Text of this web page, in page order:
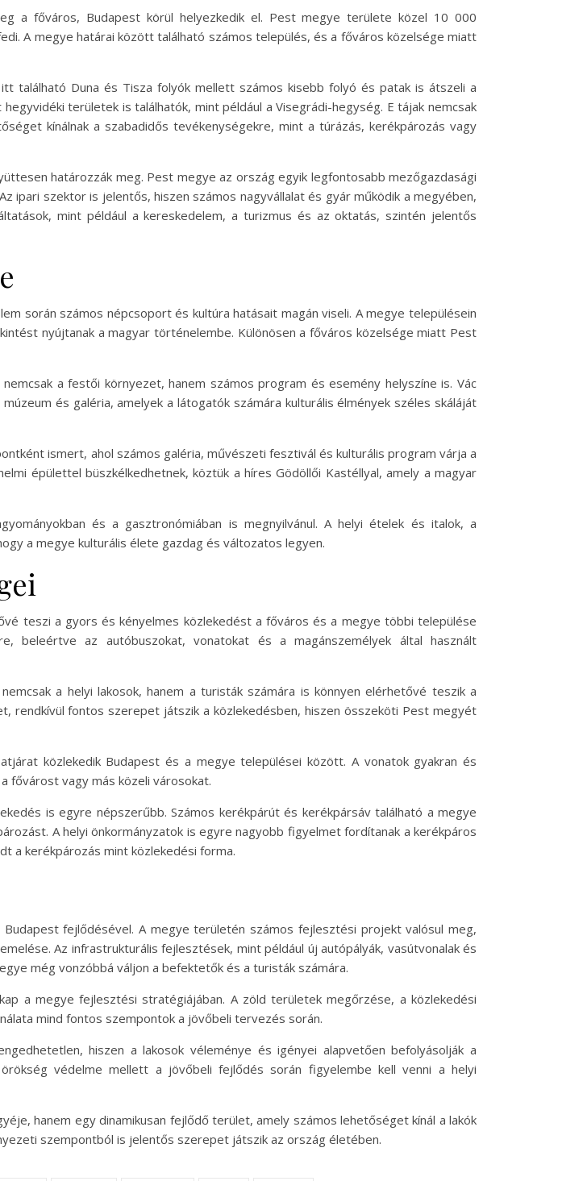
a főváros, Budapest körül helyezkedik el. Pest megye területe közel 10 000
A megye határai között található számos település, és a főváros közelsége miatt
található Duna és Tisza folyók mellett számos kisebb folyó és patak is átszeli a
területek is találhatók, mint például a Visegrádi-hegység. E tájak nemcsak
kínálnak a szabadidős tevékenységekre, mint a túrázás, kerékpározás vagy
határozzák meg. Pest megye az ország egyik legfontosabb mezőgazdasági
ipari szektor is jelentős, hiszen számos nagyvállalat és gyár működik a megyében,
mint például a kereskedelem, a turizmus és az oktatás, szintén jelentős
során számos népcsoport és kultúra hatásait magán viseli. A megye településein
nyújtanak a magyar történelembe. Különösen a főváros közelsége miatt Pest
a festői környezet, hanem számos program és esemény helyszíne is. Vác
és galéria, amelyek a látogatók számára kulturális élmények széles skáláját
ismert, ahol számos galéria, művészeti fesztivál és kulturális program várja a
épülettel büszkélkedhetnek, köztük a híres Gödöllői Kastéllyal, amely a magyar
és a gasztronómiában is megnyilvánul. A helyi ételek és italok, a
a megye kulturális élete gazdag és változatos legyen.
teszi a gyors és kényelmes közlekedést a főváros és a megye többi települése
beleértve az autóbuszokat, vonatokat és a magánszemélyek által használt
a helyi lakosok, hanem a turisták számára is könnyen elérhetővé teszik a
rendkívül fontos szerepet játszik a közlekedésben, hiszen összeköti Pest megyét
közlekedik Budapest és a megye települései között. A vonatok gyakran és
fővárost vagy más közeli városokat.
is egyre népszerűbb. Számos kerékpárút és kerékpársáv található a megye
A helyi önkormányzatok is egyre nagyobb figyelmet fordítanak a kerékpáros
a kerékpározás mint közlekedési forma.
fejlődésével. A megye területén számos fejlesztési projekt valósul meg,
Az infrastrukturális fejlesztések, mint például új autópályák, vasútvonalak és
még vonzóbbá váljon a befektetők és a turisták számára.
a megye fejlesztési stratégiájában. A zöld területek megőrzése, a közlekedési
mind fontos szempontok a jövőbeli tervezés során.
hiszen a lakosok véleménye és igényei alapvetően befolyásolják a
védelme mellett a jövőbeli fejlődés során figyelembe kell venni a helyi
hanem egy dinamikusan fejlődő terület, amely számos lehetőséget kínál a lakók
szempontból is jelentős szerepet játszik az ország életében.